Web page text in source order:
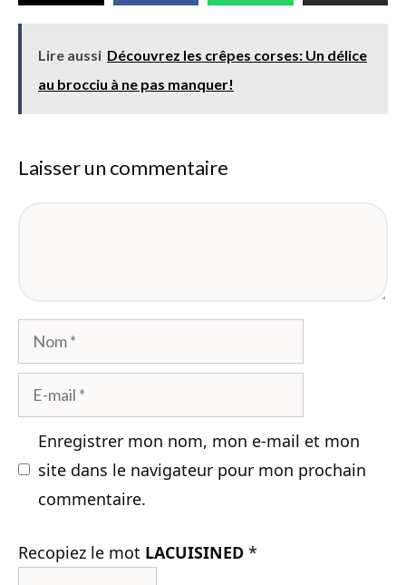
Lire aussi Découvrez les crêpes corses: Un délice
au brocciu à ne pas manquer!
Laisser un commentaire
Nom
mail
Enregistrer mon nom, mon e-mail et mon
site dans le navigateur pour mon prochain
commentaire.
Recopiez le mot LACUISINED *